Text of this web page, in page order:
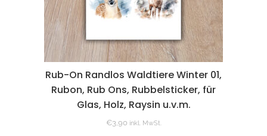
Rub-On Randlos Waldtiere Winter 01,
Rubon, Rub Ons, Rubbelsticker, für
Glas, Holz, Raysin u.v.m.
€3,90 inkl. MwSt.